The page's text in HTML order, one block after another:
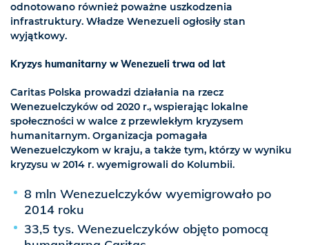
odnotowano również poważne uszkodzenia
infrastruktury. Władze Wenezueli ogłosiły stan
wyjątkowy.
Kryzys humanitarny w Wenezueli trwa od lat
Caritas Polska prowadzi działania na rzecz
Wenezuelczyków od 2020 r., wspierając lokalne
społeczności w walce z przewlekłym kryzysem
humanitarnym. Organizacja pomagała
Wenezuelczykom w kraju, a także tym, którzy w wyniku
kryzysu w 2014 r. wyemigrowali do Kolumbii.
8 mln Wenezuelczyków wyemigrowało po
2014 roku
33,5 tys. Wenezuelczyków objęto pomocą